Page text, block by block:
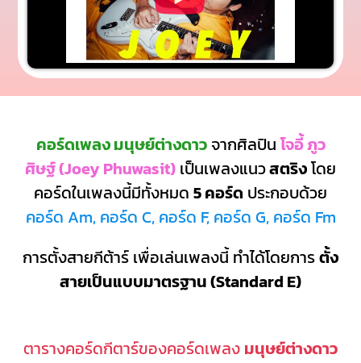
คอร์ดเพลง มนุษย์ต่างดาวจากศิลปินโจอี้ ภูว
ศิษฐ์ (Joey Phuwasit) เป็นเพลงแนวสตริงโดย
คอร์ดในเพลงนี้มีทั้งหมด 5 คอร์ด ประกอบด้วย
คอร์ด Am, คอร์ด C, คอร์ด F, คอร์ด G, คอร์ด Fm
การตั้งสายกีต้าร์ เพื่อเล่นเพลงนี้ ทำได้โดยการตั้ง
สายเป็นแบบมาตรฐาน (Standard E)
ตารางคอร์ดกีตาร์ของคอร์ดเพลง มนุษย์ต่างดาว